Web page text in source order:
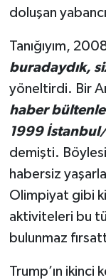
doluşan
Tanığıyım,
buradaydık,
yöneltirdi. Bir
haber
1999
demişti.
habersiz
Olimpiyat gibi
aktiviteleri bu
bulunmaz
Trump’ın ikinci